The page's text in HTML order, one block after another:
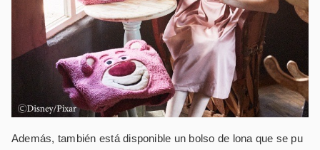
Además, también está disponible un bolso de lona que se pu